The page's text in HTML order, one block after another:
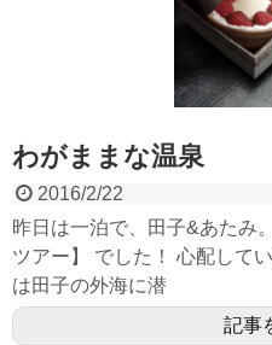
わがままな温泉
2016/2/22
昨日は一泊で、田子&あたみ
ツアー】 でした！ 心配して
は田子の外海に潜
記事